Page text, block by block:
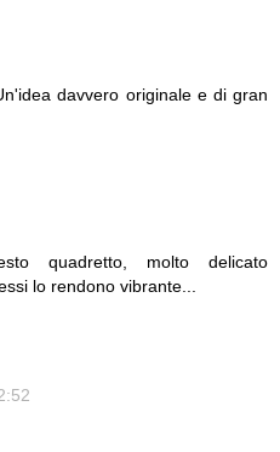
davvero originale e di gran
quadretto, molto delicato
lo rendono vibrante...